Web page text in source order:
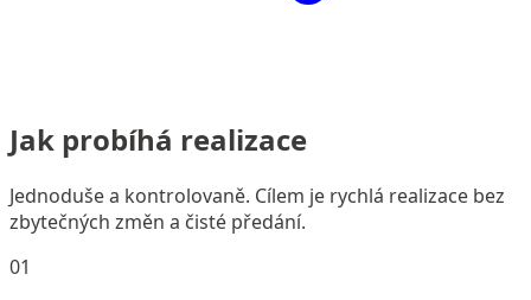
Jak probíhá realizace
Jednoduše a kontrolovaně. Cílem je rychlá realizace bez
zbytečných změn a čisté předání.
01